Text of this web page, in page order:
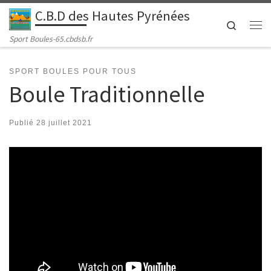
Passer au contenu
C.B.D des Hautes Pyrénées
Sport Boules-65.cbdsb.fr
Search
SPORT BOULES POUR TOUS
Boule Traditionnelle
Publié 28 juillet 2021